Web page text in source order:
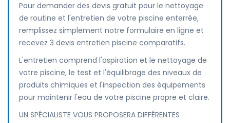
Pour demander des devis gratuit pour le nettoyage
de routine et l'entretien de votre piscine enterrée,
remplissez simplement notre formulaire en ligne et
recevez 3 devis entretien piscine comparatifs.
L'entretien comprend l'aspiration et le nettoyage de
votre piscine, le test et l'équilibrage des niveaux de
produits chimiques et l'inspection des équipements
pour maintenir l'eau de votre piscine propre et claire.
UN SPÉCIALISTE VOUS PROPOSERA DIFFÉRENTES